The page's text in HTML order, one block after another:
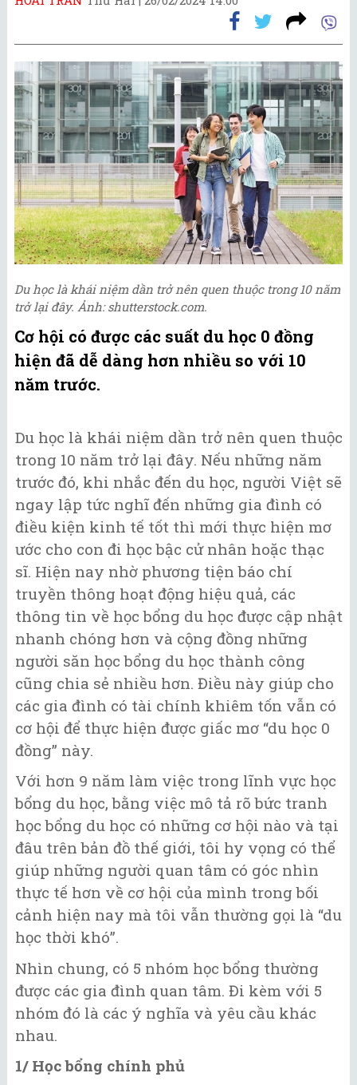
Du học là khái niệm dần trở nên quen thuộc trong 10 năm
trở lại đây. Ảnh: shutterstock.com.
Cơ hội có được các suất du học 0 đồng
hiện đã dễ dàng hơn nhiều so với 10
năm trước.
Du học là khái niệm dần trở nên quen thuộc
trong 10 năm trở lại đây. Nếu những năm
trước đó, khi nhắc đến du học, người Việt sẽ
ngay lập tức nghĩ đến những gia đình có
điều kiện kinh tế tốt thì mới thực hiện mơ
ước cho con đi học bậc cử nhân hoặc thạc
sĩ. Hiện nay nhờ phương tiện báo chí
truyền thông hoạt động hiệu quả, các
thông tin về học bổng du học được cập nhật
nhanh chóng hơn và cộng đồng những
người săn học bổng du học thành công
cũng chia sẻ nhiều hơn. Điều này giúp cho
các gia đình có tài chính khiêm tốn vẫn có
cơ hội để thực hiện được giấc mơ “du học 0
đồng” này.
Với hơn 9 năm làm việc trong lĩnh vực học
bổng du học, bằng việc mô tả rõ bức tranh
học bổng du học có những cơ hội nào và tại
đâu trên bản đồ thế giới, tôi hy vọng có thể
giúp những người quan tâm có góc nhìn
thực tế hơn về cơ hội của mình trong bối
cảnh hiện nay mà tôi vẫn thường gọi là “du
học thời khó”.
Nhìn chung, có 5 nhóm học bổng thường
được các gia đình quan tâm. Đi kèm với 5
nhóm đó là các ý nghĩa và yêu cầu khác
nhau.
1/ Học bổng chính phủ